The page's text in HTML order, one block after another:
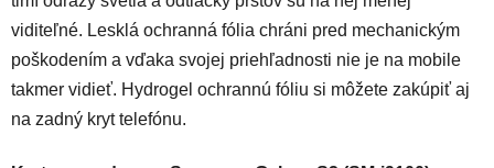
viditeľné. Lesklá ochranná fólia chráni pred mechanickým
poškodením a vďaka svojej priehľadnosti nie je na mobile
takmer vidieť. Hydrogel ochrannú fóliu si môžete zakúpiť aj
na zadný kryt telefónu.